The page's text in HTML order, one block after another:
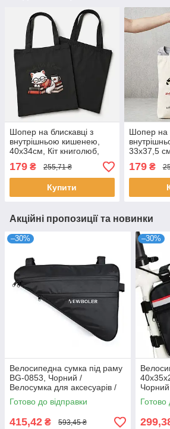
Шопер на блискавці з
внутрішньою кишенею,
40х34см, Кіт книголюб,
Чорний / Сумка шопер з
принтом / Еко сумка для
покупок
179 ₴ 255,71 ₴
Купити
Шопер на
33х37,5
Бежевий
принтом /
покупок
179₴
Акційні пропозиції та новинки
–30%
Велосипедна сумка під раму
BG-0853, Чорний /
Велосумка для аксесуарів /
Сумка велосипедна на раму
Готово до відправки
415,42 ₴ 593,45 ₴
–30%
Чорний
раму /
Готово